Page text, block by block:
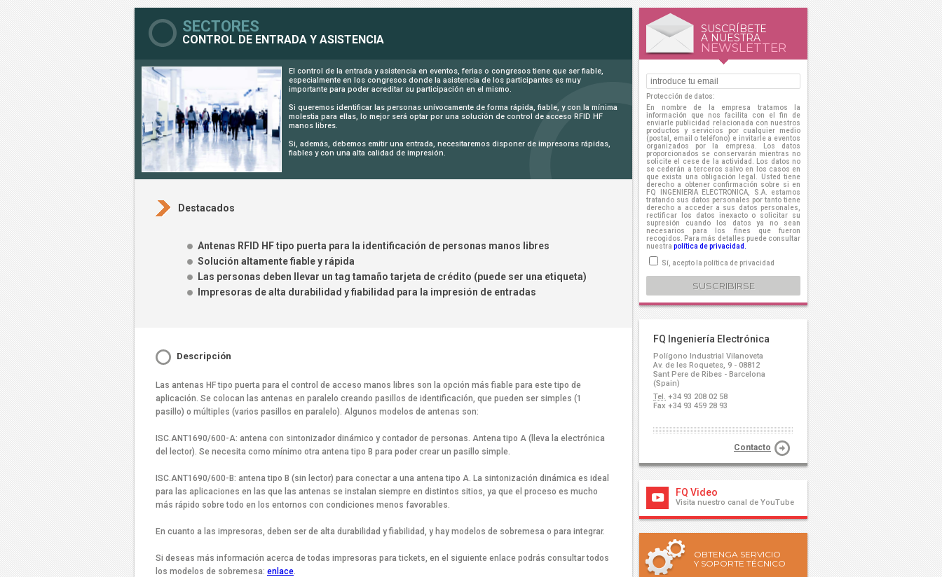
SECTORES
CONTROL DE ENTRADA Y ASISTENCIA
El control de la entrada y asistencia en eventos, ferias o congresos tiene que ser fiable,
especialmente en los congresos donde la asistencia de los participantes es muy
importante para poder acreditar su participación en el mismo.
Si queremos identificar las personas unívocamente de forma rápida, fiable, y con la mínima
molestia para ellas, lo mejor será optar por una solución de control de acceso RFID HF
manos libres.
Si, además, debemos emitir una entrada, necesitaremos disponer de impresoras rápidas,
fiables y con una alta calidad de impresión.
Destacados
Antenas RFID HF tipo puerta para la identificación de personas manos libres
Solución altamente fiable y rápida
Las personas deben llevar un tag tamaño tarjeta de crédito (puede ser una etiqueta)
Impresoras de alta durabilidad y fiabilidad para la impresión de entradas
Descripción
Las antenas HF tipo puerta para el control de acceso manos libres son la opción más fiable para este tipo de
aplicación. Se colocan las antenas en paralelo creando pasillos de identificación, que pueden ser simples (1
pasillo) o múltiples (varios pasillos en paralelo). Algunos modelos de antenas son:
ISC.ANT1690/600-A: antena con sintonizador dinámico y contador de personas. Antena tipo A (lleva la electrónica
del lector). Se necesita como mínimo otra antena tipo B para poder crear un pasillo simple.
ISC.ANT1690/600-B: antena tipo B (sin lector) para conectar a una antena tipo A. La sintonización dinámica es ideal
para las aplicaciones en las que las antenas se instalan siempre en distintos sitios, ya que el proceso es mucho
más rápido sobre todo en los entornos con condiciones menos favorables.
En cuanto a las impresoras, deben ser de alta durabilidad y fiabilidad, y hay modelos de sobremesa o para integrar.
Si deseas más información acerca de todas impresoras para tickets, en el siguiente enlace podrás consultar todos
los modelos de sobremesa: enlace
SUSCRÍBETE
A NUESTRA
NEWSLETTER
Protección de datos:
En nombre de la empresa tratamos la
información que nos facilita con el fin de
enviarle publicidad relacionada con nuestros
productos y servicios por cualquier medio
(postal, email o teléfono) e invitarle a eventos
organizados por la empresa. Los datos
proporcionados se conservarán mientras no
solicite el cese de la actividad. Los datos no
se cederán a terceros salvo en los casos en
que exista una obligación legal. Usted tiene
derecho a obtener confirmación sobre si en
FQ INGENIERIA ELECTRONICA, S.A. estamos
tratando sus datos personales por tanto tiene
derecho a acceder a sus datos personales,
rectificar los datos inexacto o solicitar su
supresión cuando los datos ya no sean
necesarios para los fines que fueron
recogidos. Para más detalles puede consultar
nuestra política de privacidad.
Sí, acepto la política de privacidad
FQ Ingeniería Electrónica
Polígono Industrial Vilanoveta
Av. de les Roquetes, 9 - 08812
Sant Pere de Ribes - Barcelona
(Spain)
Tel. +34 93 208 02 58
Fax +34 93 459 28 93
Contacto
FQ Video
Visita nuestro canal de YouTube
OBTENGA SERVICIO
Y SOPORTE TÉCNICO